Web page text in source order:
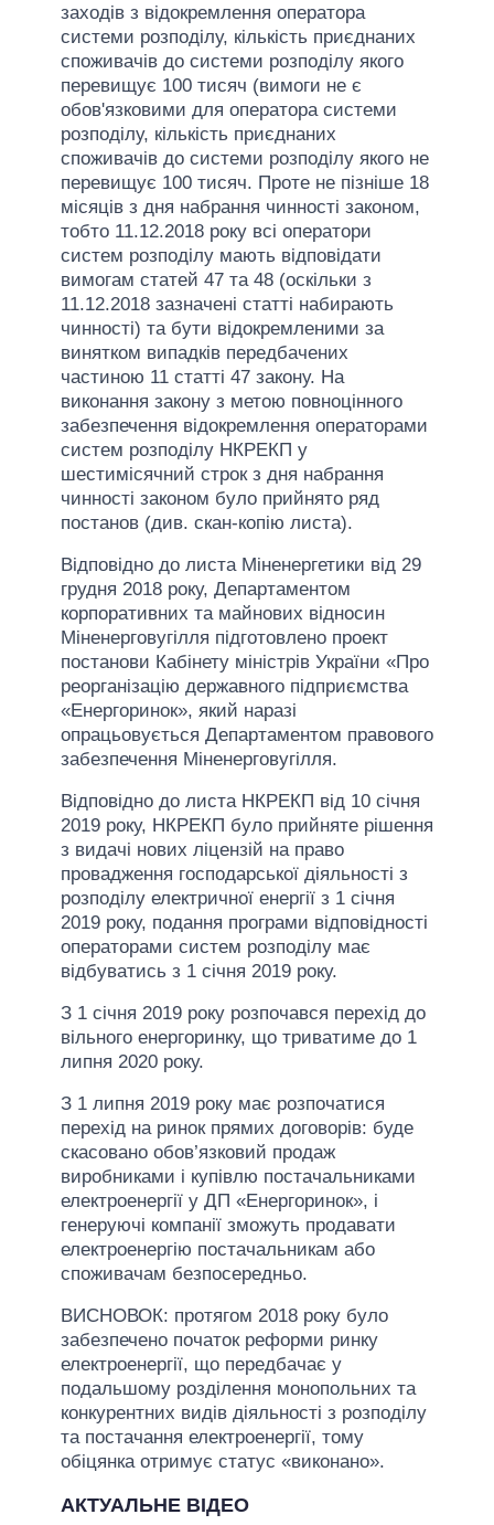
заходів з відокремлення оператора
системи розподілу, кількість приєднаних
споживачів до системи розподілу якого
перевищує 100 тисяч (вимоги не є
обов'язковими для оператора системи
розподілу, кількість приєднаних
споживачів до системи розподілу якого не
перевищує 100 тисяч. Проте не пізніше 18
місяців з дня набрання чинності законом,
тобто 11.12.2018 року всі оператори
систем розподілу мають відповідати
вимогам статей 47 та 48 (оскільки з
11.12.2018 зазначені статті набирають
чинності) та бути відокремленими за
винятком випадків передбачених
частиною 11 статті 47 закону. На
виконання закону з метою повноцінного
забезпечення відокремлення операторами
систем розподілу НКРЕКП у
шестимісячний строк з дня набрання
чинності законом було прийнято ряд
постанов (див. скан-копію листа).
Відповідно до листа Міненергетики від 29
грудня 2018 року, Департаментом
корпоративних та майнових відносин
Міненерговугілля підготовлено проект
постанови Кабінету міністрів України «Про
реорганізацію державного підприємства
«Енергоринок», який наразі
опрацьовується Департаментом правового
забезпечення Міненерговугілля.
Відповідно до листа НКРЕКП від 10 січня
2019 року, НКРЕКП було прийняте рішення
з видачі нових ліцензій на право
провадження господарської діяльності з
розподілу електричної енергії з 1 січня
2019 року, подання програми відповідності
операторами систем розподілу має
відбуватись з 1 січня 2019 року.
З 1 січня 2019 року розпочався перехід до
вільного енергоринку, що триватиме до 1
липня 2020 року.
З 1 липня 2019 року має розпочатися
перехід на ринок прямих договорів: буде
скасовано обов’язковий продаж
виробниками і купівлю постачальниками
електроенергії у ДП «Енергоринок», і
генеруючі компанії зможуть продавати
електроенергію постачальникам або
споживачам безпосередньо.
ВИСНОВОК: протягом 2018 року було
забезпечено початок реформи ринку
електроенергії, що передбачає у
подальшому розділення монопольних та
конкурентних видів діяльності з розподілу
та постачання електроенергії, тому
обіцянка отримує статус «виконано».
АКТУАЛЬНЕ ВІДЕО